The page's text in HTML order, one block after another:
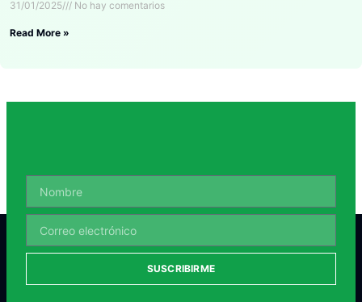
31/01/2025 No hay comentarios
Read More »
SUSCRIBIRME